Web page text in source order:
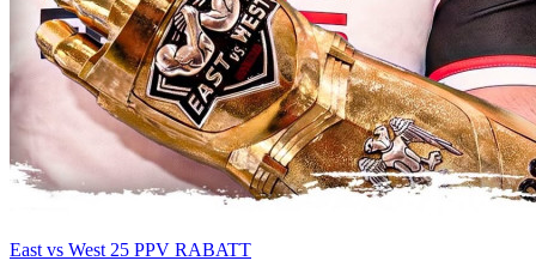
East vs West 25 PPV RABATT